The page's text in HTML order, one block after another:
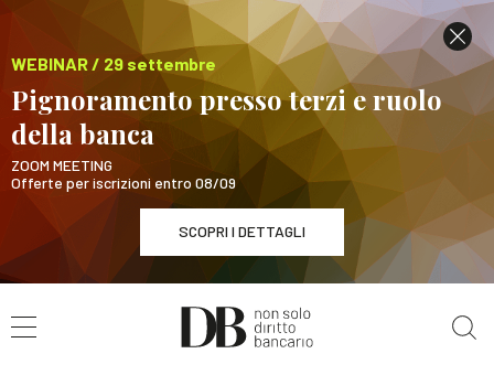
WEBINAR / 29 settembre
Pignoramento presso terzi e ruolo
della banca
ZOOM MEETING
Offerte per iscrizioni entro 08/09
SCOPRI I DETTAGLI
WEBINAR / 29 settembre
Pignoramento presso terzi e ruolo della banca